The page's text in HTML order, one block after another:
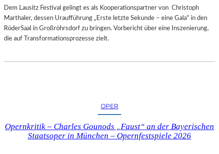
S
S
T
R
I
Dem Lausitz Festival gelingt es als Kooperationspartner von Christoph
Marthaler, dessen Uraufführung „Erste letzte Sekunde – eine Gala“ in den
RöderSaal in Großröhrsdorf zu bringen. Vorbericht über eine Inszenierung,
die auf Transformationsprozesse zielt.
OPER
Opernkritik – Charles Gounods „Faust“ an der Bayerischen
Staatsoper in München – Opernfestspiele 2026